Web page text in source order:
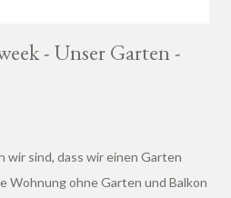
- Unser Garten -
wir sind, dass wir einen Garten
Wohnung ohne Garten und Balkon